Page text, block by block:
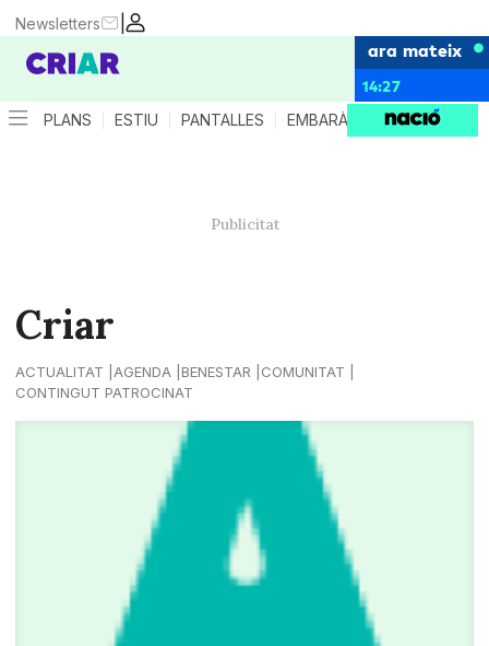
|
Newsletters
ara mateix
14:27
PLANS ESTIU PANTALLES EMBARÀS CRIANÇA
Criar
ACTUALITAT AGENDA BENESTAR
COMUNITAT
CONTINGUT PATROCINAT